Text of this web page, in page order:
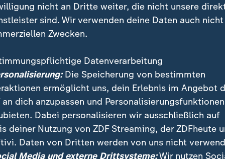
Nachrichten | heute 19:00 Uhr:
nicht an Dritte weiter, die nicht unsere
sind. Wir verwenden deine Daten auch nicht
Zwecken.
Datenverarbeitung
Die Speicherung von bestimmten
ermöglicht uns, dein Erlebnis im Angebot
an dich anzupassen und Personalisierungsfunktionen
Dabei personalisieren wir ausschließlich auf
deiner Nutzung von ZDF Streaming, der ZDFheute
Daten von Dritten werden von uns nicht
Media und externe Drittsysteme:Wir nutzen